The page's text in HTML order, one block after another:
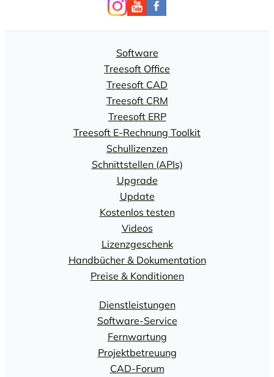
Software
Treesoft Office
Treesoft CAD
Treesoft CRM
Treesoft ERP
Treesoft E-Rechnung Toolkit
Schullizenzen
Schnittstellen (APIs)
Upgrade
Update
Kostenlos testen
Videos
Lizenzgeschenk
Handbücher & Dokumentation
Preise & Konditionen
Dienstleistungen
Software-Service
Fernwartung
Projektbetreuung
CAD-Forum